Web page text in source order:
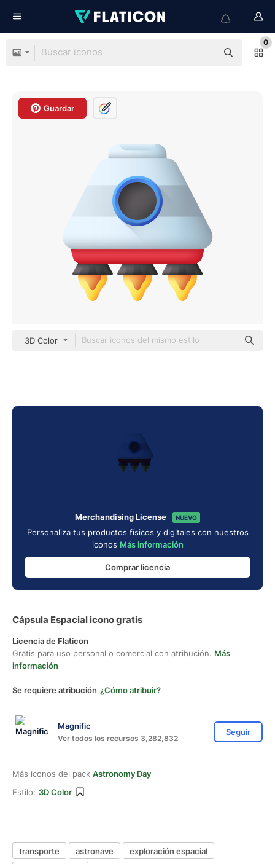
0
Guardar
3D Color
Merchandising License NUEVO
Personaliza tus productos físicos y digitales con nuestros
iconos Más información
Comprar licencia
Cápsula Espacial icono gratis
Licencia de Flaticon
Gratis para uso personal o comercial con atribución. Más
información
Se requiere atribución ¿Cómo atribuir?
Magnific
Ver todos los recursos 3,282,832
Seguir
Más iconos del pack Astronomy Day
Estilo: 3D Color
transporte astronave
exploración espacial